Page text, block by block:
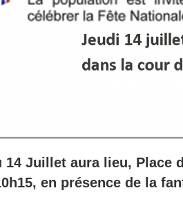
14 Juillet aura lieu, Place
en présence de la